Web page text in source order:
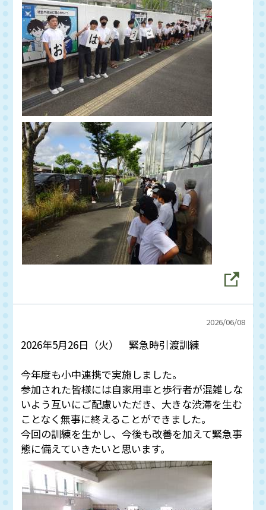
2026/06/08
2026年5月26日（火） 緊急時引渡訓練
今年度も小中連携で実施しました。
参加された皆様には自家用車と歩行者が混雑しな
いよう互いにご配慮いただき、大きな渋滞を生む
ことなく無事に終えることができました。
今回の訓練を生かし、今後も改善を加えて緊急事
態に備えていきたいと思います。